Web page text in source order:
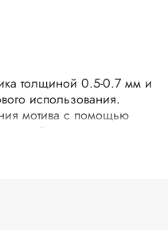
толщиной 0.5-0.7 мм и
использования.
мотива с помощью
штукатурки,
декора различных
можно
поверхностей как